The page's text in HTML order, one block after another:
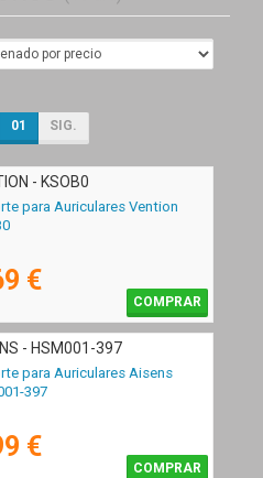
01 SIG.
- KSOB0
para Auriculares Vention
€
COMPRAR
- HSM001-397
para Auriculares Aisens
397
€
COMPRAR